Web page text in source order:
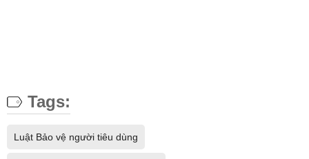
Tags:
Luật Bảo vệ người tiêu dùng